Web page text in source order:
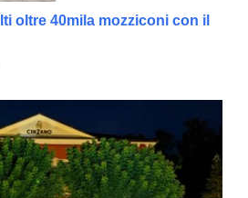
oltre 40mila mozziconi con il